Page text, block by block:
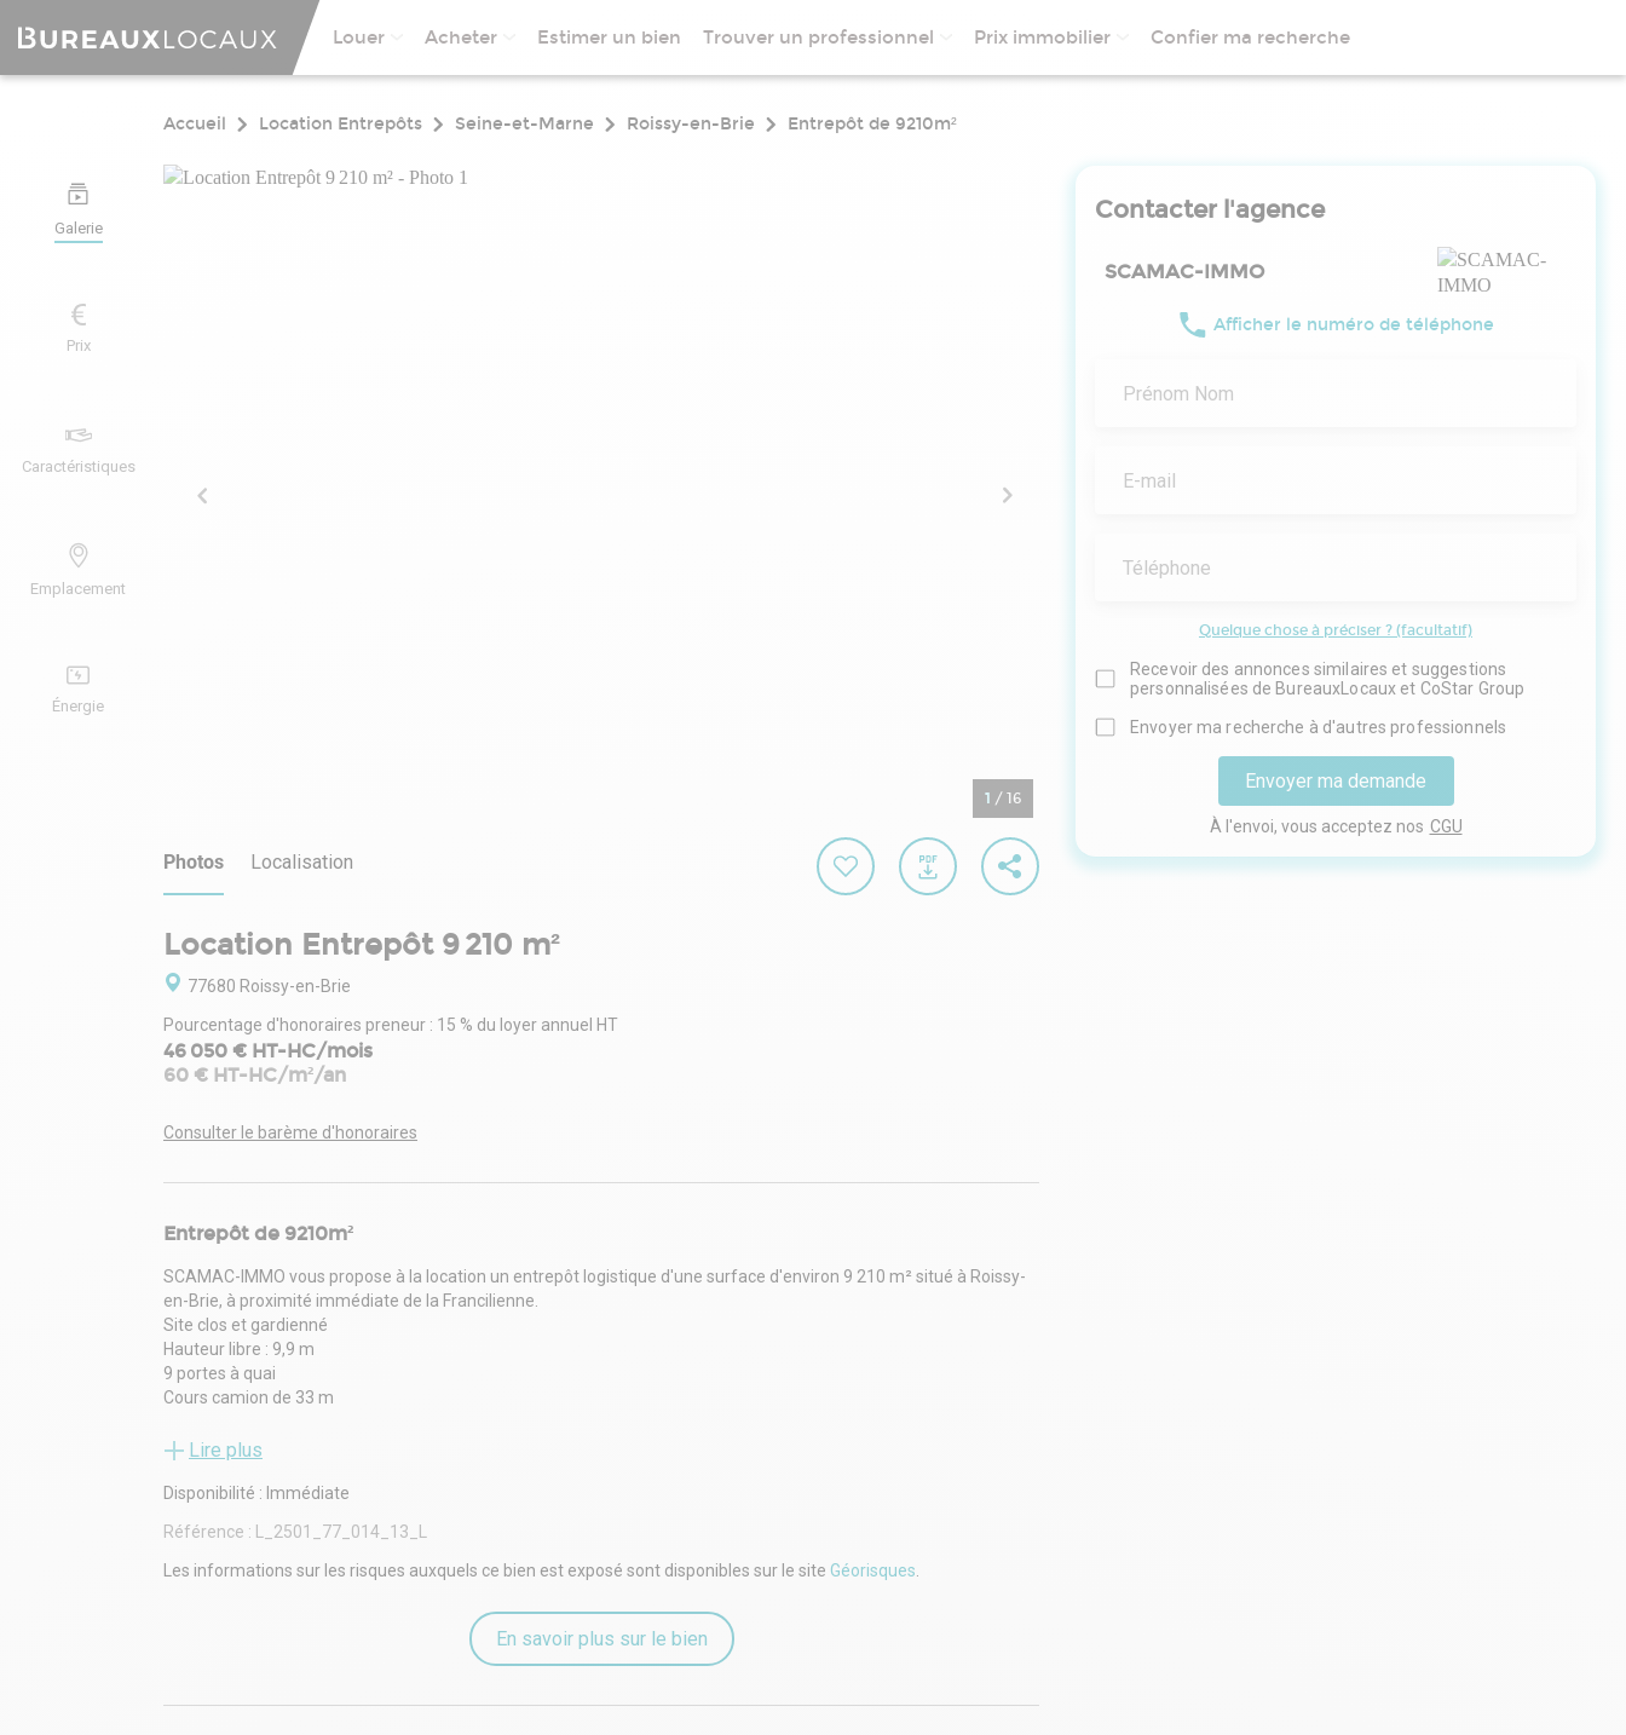
Louer Acheter Estimer un bien Trouver un professionnel Prix immobilier Confier ma recherche
Galerie
Prix
Caractéristiques
Emplacement
Énergie
Accueil Location Entrepôts Seine-et-Marne Roissy-en-Brie Entrepôt de 9210m²
1 / 16
Photos Localisation
Location Entrepôt 9 210 m²
77680 Roissy-en-Brie
Pourcentage d'honoraires preneur : 15 % du loyer annuel HT
46 050 € HT-HC/mois
60 € HT-HC/m²/an
Consulter le barème d'honoraires
Entrepôt de 9210m²
SCAMAC-IMMO vous propose à la location un entrepôt logistique d'une surface d'environ 9 210 m² situé à Roissy-
en-Brie, à proximité immédiate de la Francilienne.
Site clos et gardienné
Hauteur libre : 9,9 m
9 portes à quai
Cours camion de 33 m
ICPE 1510,
Lire plus
Disponibilité : Immédiate
Référence :
L_2501_77_014_13_L
Les informations sur les risques auxquels ce bien est exposé sont disponibles sur le site Géorisques
En savoir plus sur le bien
Contacter l'agence
SCAMAC-IMMO
Afficher le numéro de téléphone
Prénom Nom
E-mail
Téléphone
Quelque chose à préciser ? (facultatif)
Recevoir des annonces similaires et suggestions
personnalisées de BureauxLocaux et CoStar Group
Envoyer ma recherche à d'autres professionnels
Envoyer ma demande
À l'envoi, vous acceptez nos CGU